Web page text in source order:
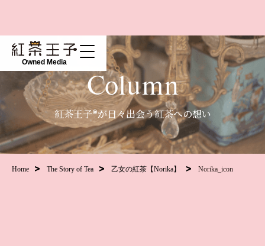
Owned Media
Column
紅茶王子®が日々出会う紅茶への想い
Home The Story of Tea 乙女の紅茶【Norika】 Norika_icon